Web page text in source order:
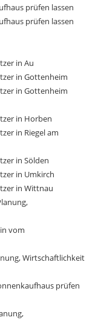
prüfen lassen
prüfen lassen
in Au
in Gottenheim
in Gottenheim
in Horben
in Riegel am
in Sölden
in Umkirch
in Wittnau
vom
Wirtschaftlichkeit
prüfen